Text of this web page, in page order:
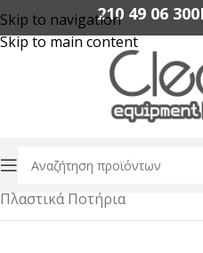
Skip to navigation
Skip to main content
210 49 06 300‬
Αρχική σελίδα/Αναλώσιμα
Πλαστικά Ποτήρια